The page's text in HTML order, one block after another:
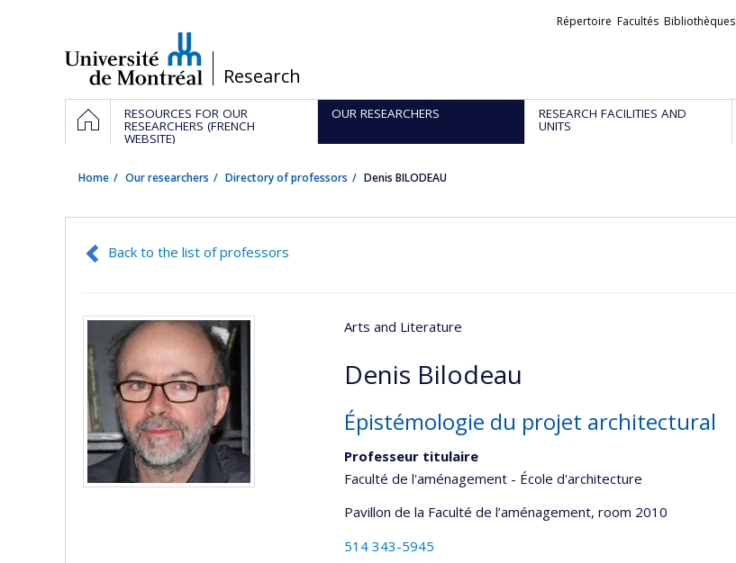
/Research
Liens
Répertoire Facultés Bibliothèques
Navigation
principale
HOMERESOURCES FOR OUR
RESEARCHERS (FRENCH
WEBSITE)
OUR RESEARCHERS RESEARCH FACILITIES AND
UNITS
Home Our researchers Directory of professors Denis BILODEAU
Back to the list of professors
Arts and Literature
Denis Bilodeau
Épistémologie du projet architectural
Professeur titulaire
Faculté de l'aménagement - École d'architecture
Pavillon de la Faculté de l’aménagement, room 2010
514 343-5945